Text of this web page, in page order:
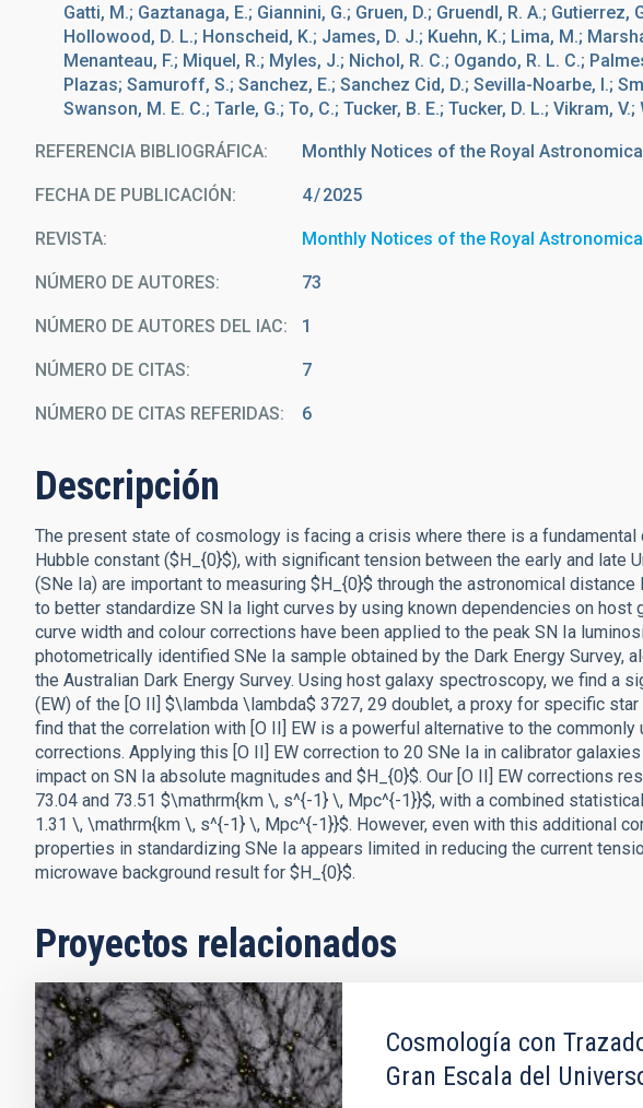
Gatti, M.; Gaztanaga, E.; Giannini, G.; Gruen, D.; Gruendl, R. A.; Gutierrez,
Hollowood, D. L.; Honscheid, K.; James, D. J.; Kuehn, K.; Lima, M.;
Menanteau, F.; Miquel, R.; Myles, J.; Nichol, R. C.; Ogando, R. L. C.;
Plazas; Samuroff, S.; Sanchez, E.; Sanchez Cid, D.; Sevilla-Noarbe, I.;
Swanson, M. E. C.; Tarle, G.; To, C.; Tucker, B. E.; Tucker, D. L.; Vikram,
REFERENCIA BIBLIOGRÁFICA Monthly Notices of the Royal
FECHA DE PUBLICACIÓN: 4 2025
REVISTA Monthly Notices of the Royal
NÚMERO DE AUTORES 73
NÚMERO DE AUTORES DEL IAC 1
NÚMERO DE CITAS 7
NÚMERO DE CITAS REFERIDAS 6
Descripción
The present state of cosmology is facing a crisis where there is a
Hubble constant ($H_{0}$), with significant tension between the early and late
(SNe Ia) are important to measuring $H_{0}$ through the astronomical
to better standardize SN Ia light curves by using known dependencies on
curve width and colour corrections have been applied to the peak SN Ia
photometrically identified SNe Ia sample obtained by the Dark Energy Survey,
the Australian Dark Energy Survey. Using host galaxy spectroscopy, we find a
(EW) of the [O II] $\lambda \lambda$ 3727, 29 doublet, a proxy for specific
find that the correlation with [O II] EW is a powerful alternative to the
corrections. Applying this [O II] EW correction to 20 SNe Ia in calibrator
impact on SN Ia absolute magnitudes and $H_{0}$. Our [O II] EW corrections
73.04 and 73.51 $\mathrm{km \, s^{-1} \, Mpc^{-1}}$, with a combined
1.31 \, \mathrm{km \, s^{-1} \, Mpc^{-1}}$. However, even with this additional
properties in standardizing SNe Ia appears limited in reducing the current
microwave background result for $H_{0}$.
Proyectos relacionados
Cosmología con
Gran Escala del